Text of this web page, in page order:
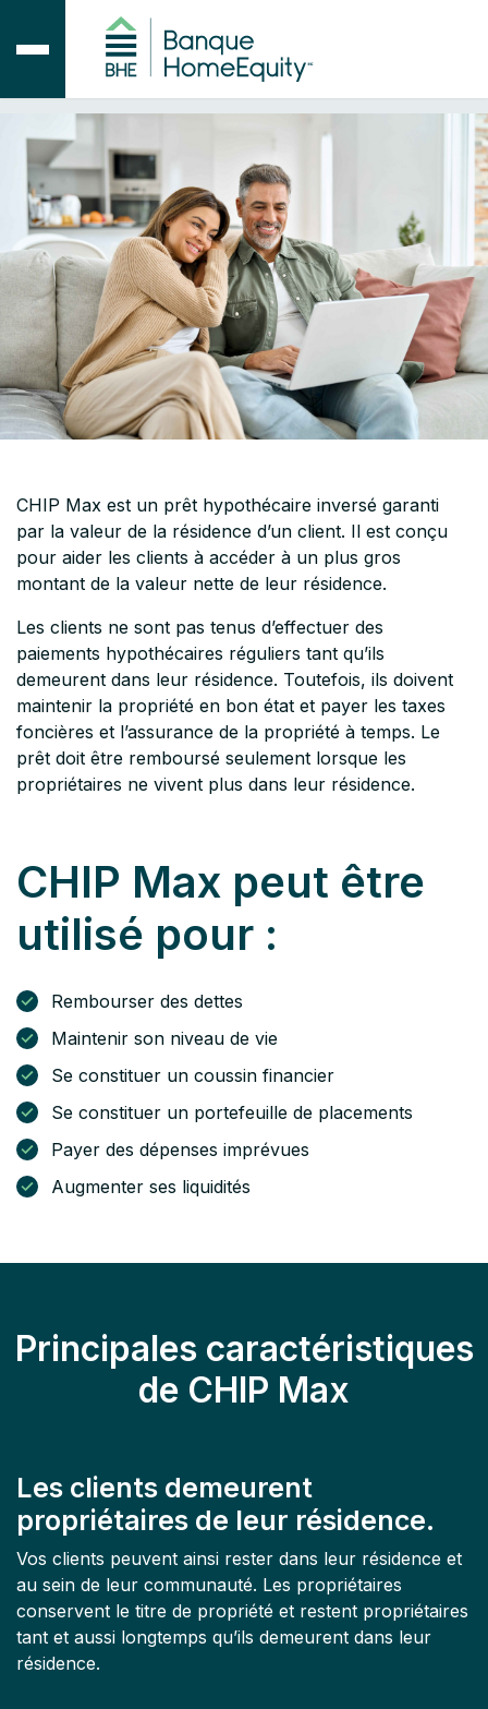
CHIP Max est un prêt hypothécaire inversé garanti
par la valeur de la résidence d’un client. Il est conçu
pour aider les clients à accéder à un plus gros
montant de la valeur nette de leur résidence.
Les clients ne sont pas tenus d’effectuer des
paiements hypothécaires réguliers tant qu’ils
demeurent dans leur résidence. Toutefois, ils doivent
maintenir la propriété en bon état et payer les taxes
foncières et l’assurance de la propriété à temps. Le
prêt doit être remboursé seulement lorsque les
propriétaires ne vivent plus dans leur résidence.
CHIP Max peut être
utilisé pour :
Rembourser des dettes
Maintenir son niveau de vie
Se constituer un coussin financier
Se constituer un portefeuille de placements
Payer des dépenses imprévues
Augmenter ses liquidités
Principales caractéristiques
de CHIP Max
Les clients demeurent
propriétaires de leur résidence.
Vos clients peuvent ainsi rester dans leur résidence et
au sein de leur communauté. Les propriétaires
conservent le titre de propriété et restent propriétaires
tant et aussi longtemps qu’ils demeurent dans leur
résidence.